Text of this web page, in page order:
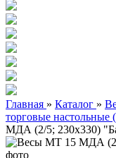
Главная » Каталог »
торговые
МДА (2/5; 230х330)